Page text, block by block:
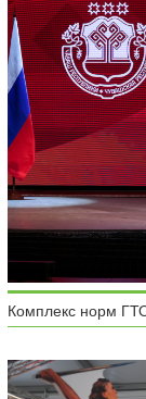
Комплекс норм